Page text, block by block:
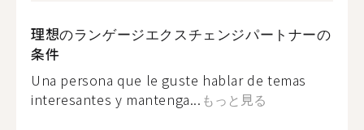
理想のランゲージエクスチェンジパートナーの
条件
Una persona que le guste hablar de temas
interesantes y mantenga... もっと見る